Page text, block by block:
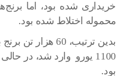
خریداری شده بود، اما
محموله اختلاط شده بود.
1100 یورو وارد شد، در
بود.